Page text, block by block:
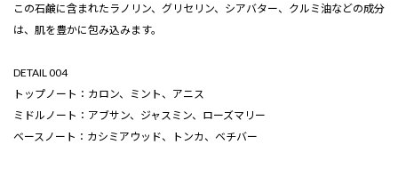
この石鹸に含まれたラノリン、グリセリン、シアバター、クルミ油などの成分
は、肌を豊かに包み込みます。
DETAIL 004
トップノート：カロン、ミント、アニス
ミドルノート：アブサン、ジャスミン、ローズマリー
ベースノート：カシミアウッド、トンカ、ベチバー